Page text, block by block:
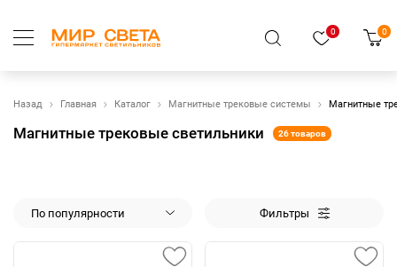
0 0
Назад Главная Каталог Магнитные трековые системы Магнитные
Магнитные трековые светильники 26 товаров
По популярности Фильтры